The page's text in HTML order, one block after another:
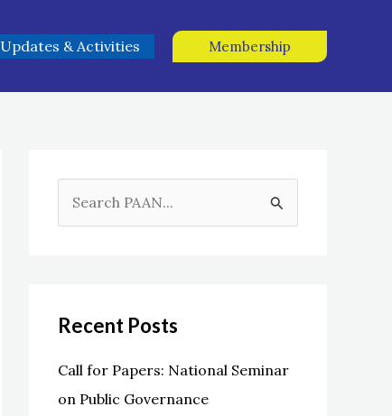
Updates & Activities Membership
e
h
f
o
Recent Posts
Call for Papers: National Seminar
on Public Governance